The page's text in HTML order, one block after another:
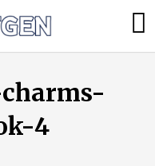
tun,
die
4